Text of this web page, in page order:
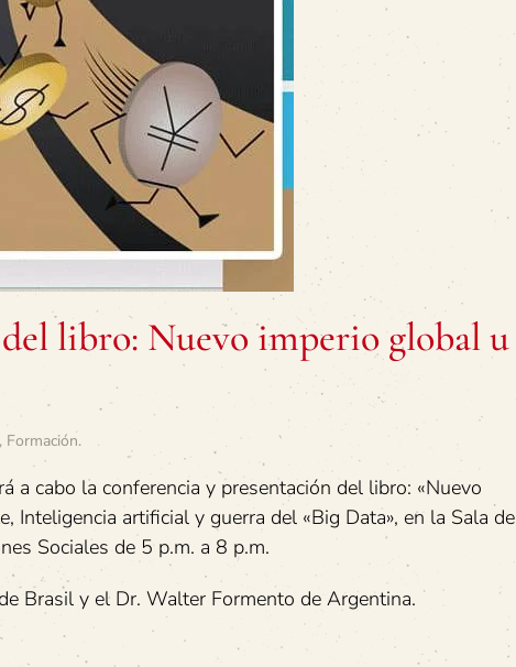
libro: Nuevo imperio global u
, Formación.
a cabo la conferencia y presentación del libro: «Nuevo
Inteligencia artificial y guerra del «Big Data», en la Sala de
Sociales de 5 p.m. a 8 p.m.
Brasil y el Dr. Walter Formento de Argentina.